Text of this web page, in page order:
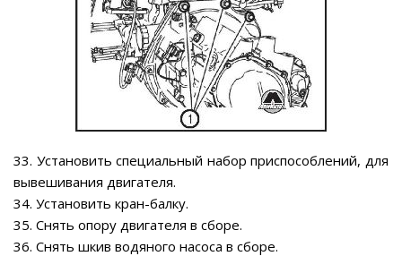
33. Установить специальный набор приспособлений, для
вывешивания двигателя.
34. Установить кран-балку.
35. Снять опору двигателя в сборе.
36. Снять шкив водяного насоса в сборе.